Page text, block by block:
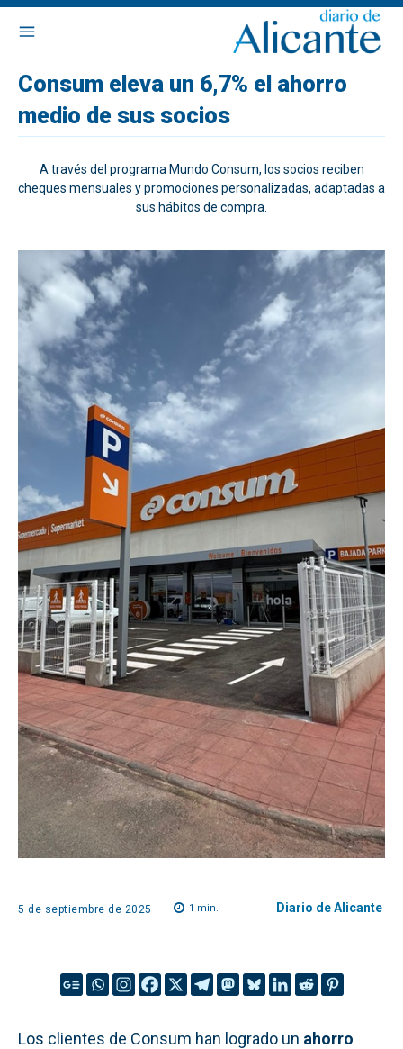
Consum eleva un 6,7% el ahorro
medio de sus socios
A través del programa Mundo Consum, los socios reciben
cheques mensuales y promociones personalizadas, adaptadas a
sus hábitos de compra.
5 de septiembre de 2025 1 min. Diario de Alicante
Los clientes de Consum han logrado un ahorro